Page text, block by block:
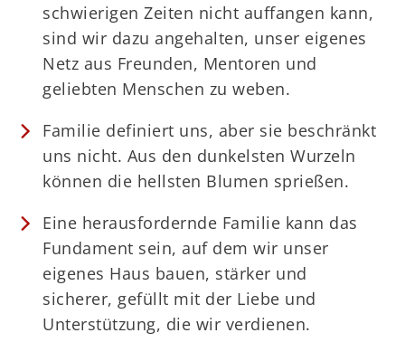
schwierigen Zeiten nicht auffangen kann,
sind wir dazu angehalten, unser eigenes
Netz aus Freunden, Mentoren und
geliebten Menschen zu weben.
Familie definiert uns, aber sie beschränkt
uns nicht. Aus den dunkelsten Wurzeln
können die hellsten Blumen sprießen.
Eine herausfordernde Familie kann das
Fundament sein, auf dem wir unser
eigenes Haus bauen, stärker und
sicherer, gefüllt mit der Liebe und
Unterstützung, die wir verdienen.